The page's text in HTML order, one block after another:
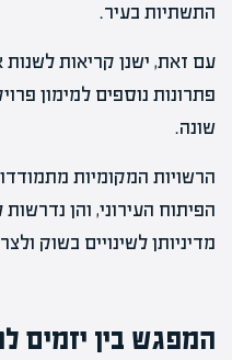
התשתיות בעיר.
עם זאת, ישנן קריאות
פתרונות נוספים למימון
שונה.
הרשויות המקומיות
הפיתוח העירוני, והן
מדיניותן לשינויים בשוק
המפגש בין יזמים